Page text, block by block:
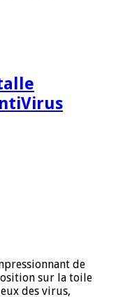
de
sur la toile
des virus,